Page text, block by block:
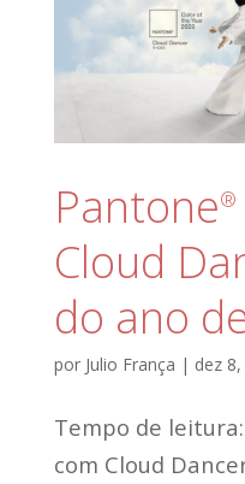
Pantone®
Cloud
do ano
por Julio França | dez
Tempo de
com Cloud